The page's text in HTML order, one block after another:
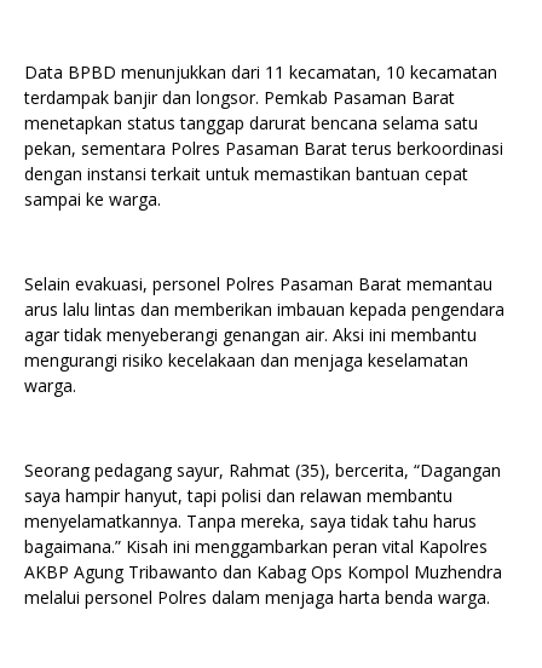
Data BPBD menunjukkan dari 11 kecamatan, 10 kecamatan
terdampak banjir dan longsor. Pemkab Pasaman Barat
menetapkan status tanggap darurat bencana selama satu
pekan, sementara Polres Pasaman Barat terus berkoordinasi
dengan instansi terkait untuk memastikan bantuan cepat
sampai ke warga.
Selain evakuasi, personel Polres Pasaman Barat memantau
arus lalu lintas dan memberikan imbauan kepada pengendara
agar tidak menyeberangi genangan air. Aksi ini membantu
mengurangi risiko kecelakaan dan menjaga keselamatan
warga.
Seorang pedagang sayur, Rahmat (35), bercerita, “Dagangan
saya hampir hanyut, tapi polisi dan relawan membantu
menyelamatkannya. Tanpa mereka, saya tidak tahu harus
bagaimana.” Kisah ini menggambarkan peran vital Kapolres
AKBP Agung Tribawanto dan Kabag Ops Kompol Muzhendra
melalui personel Polres dalam menjaga harta benda warga.